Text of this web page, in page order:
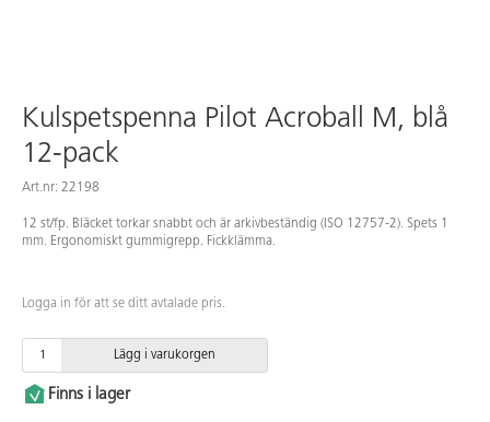
Kulspetspenna Pilot Acroball M, blå
12-pack
Art.nr: 22198
12 st/fp. Bläcket torkar snabbt och är arkivbeständig (ISO 12757-2). Spets 1
mm. Ergonomiskt gummigrepp. Fickklämma.
Logga in för att se ditt avtalade pris.
Lägg i varukorgen
Finns i lager